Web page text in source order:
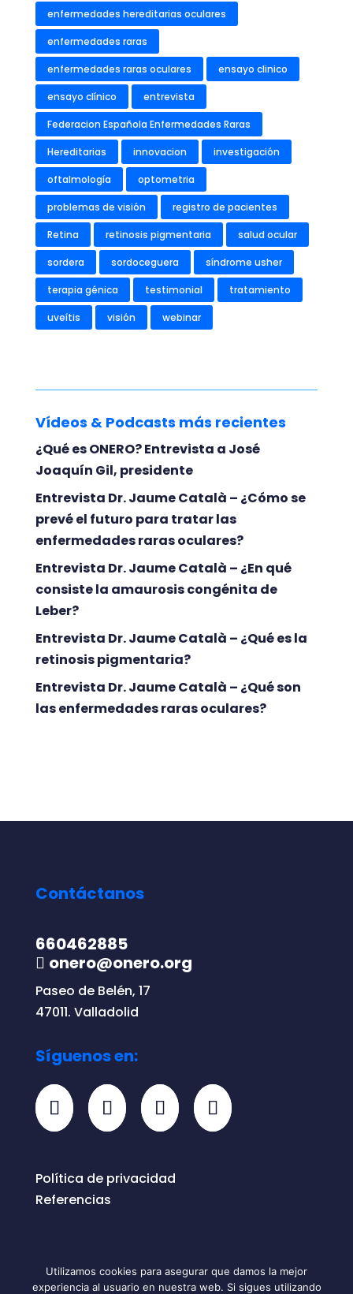
enfermedades hereditarias oculares
enfermedades raras
enfermedades raras oculares ensayo clinico
ensayo clínico entrevista
Federacion Española Enfermedades Raras
Hereditarias innovacion investigación
oftalmología optometria
problemas de visión registro de pacientes
Retina retinosis pigmentaria salud ocular
sordera sordoceguera síndrome usher
terapia génica testimonial tratamiento
uveítis visión webinar
Vídeos & Podcasts más recientes
¿Qué es ONERO? Entrevista a José
Joaquín Gil, presidente
Entrevista Dr. Jaume Català – ¿Cómo se
prevé el futuro para tratar las
enfermedades raras oculares?
Entrevista Dr. Jaume Català – ¿En qué
consiste la amaurosis congénita de
Leber?
Entrevista Dr. Jaume Català – ¿Qué es la
retinosis pigmentaria?
Entrevista Dr. Jaume Català – ¿Qué son
las enfermedades raras oculares?
Contáctanos
660462885
onero@onero.org
Paseo de Belén, 17
47011. Valladolid
Síguenos en:
Política de privacidad
Referencias
Utilizamos cookies para asegurar que damos la mejor
experiencia al usuario en nuestra web. Si sigues utilizando